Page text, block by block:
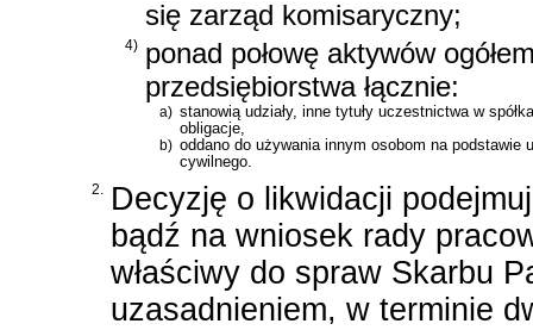
się zarząd komisaryczny;
4) ponad połowę aktywów
przedsiębiorstwa łącznie:
a) stanowią udziały, inne tytuły uczestnictwa w
obligacje,
b) oddano do używania innym osobom na podstawie
cywilnego
2. Decyzję o likwidacji
bądź na wniosek rady
właściwy do spraw Skarbu
uzasadnieniem, w terminie